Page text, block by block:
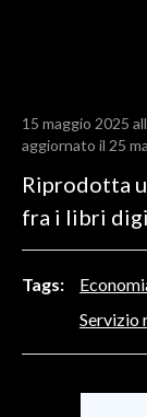
RISULTATI E
CALCIO
BASKET
MOTORI
ALTRI SPORT
15 maggio 2025
aggiornato il 25
Riprodotta
fra i libri
Tags:
Servizio